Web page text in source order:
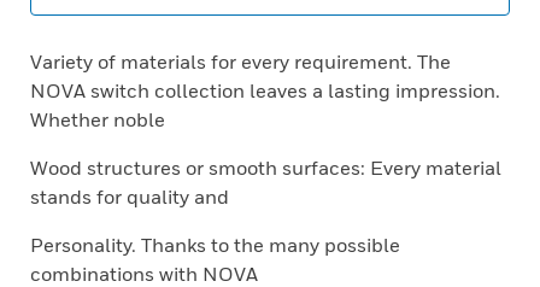
Variety of materials for every requirement. The
NOVA switch collection leaves a lasting impression.
Whether noble
Wood structures or smooth surfaces: Every material
stands for quality and
Personality. Thanks to the many possible
combinations with NOVA